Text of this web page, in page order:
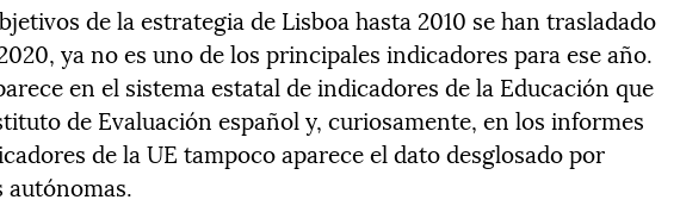
de la estrategia de Lisboa hasta 2010 se han trasladado
ya no es uno de los principales indicadores para ese año.
en el sistema estatal de indicadores de la Educación que
de Evaluación español y, curiosamente, en los informes
de la UE tampoco aparece el dato desglosado por
autónomas.